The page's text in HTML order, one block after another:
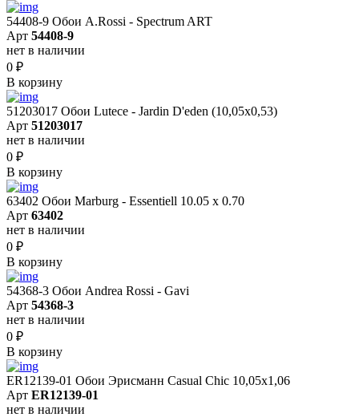
54408-9 Обои A.Rossi - Spectrum ART
Арт 54408-9
нет в наличии
0 ₽
В корзину
51203017 Обои Lutece - Jardin D'eden (10,05x0,53)
Арт 51203017
нет в наличии
0 ₽
В корзину
63402 Обои Marburg - Essentiell 10.05 х 0.70
Арт 63402
нет в наличии
0 ₽
В корзину
54368-3 Обои Andrea Rossi - Gavi
Арт 54368-3
нет в наличии
0 ₽
В корзину
ER12139-01 Обои Эрисманн Casual Chic 10,05x1,06
Арт ER12139-01
нет в наличии